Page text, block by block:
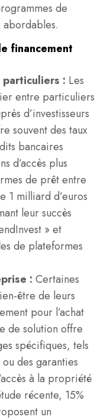
de
financement
: Les
entre particuliers
d’investisseurs
souvent des taux
bancaires
d’accès plus
de prêt entre
1 milliard d’euros
leur succès
» et
de plateformes
: Certaines
être de leurs
pour l’achat
de solution offre
spécifiques, tels
des garanties
à la propriété
récente, 15%
un